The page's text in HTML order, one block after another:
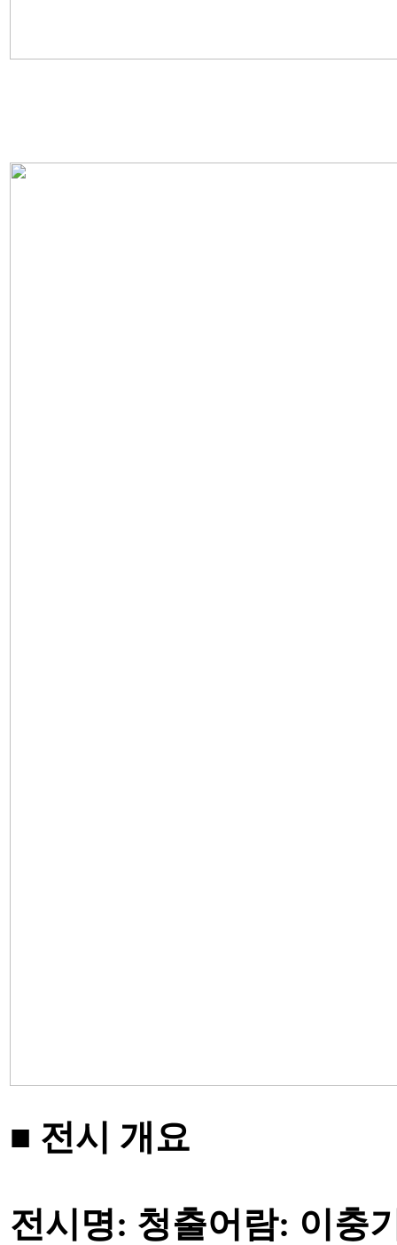
■ 전시 개요
전시명: 청출어람: 이충